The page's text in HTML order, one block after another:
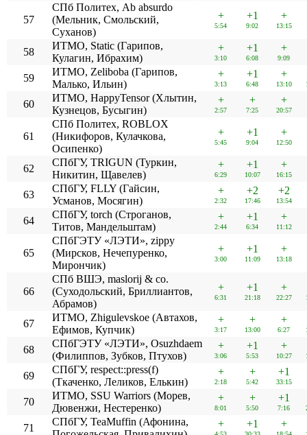
57
СПб Политех, Ab absurdo
(Мельник, Смольский,
Суханов)
+
5:54
+1
9:02
+
13:15
58
ИТМО, Static (Гарипов,
Кулагин, Ибрахим)
+
3:10
+1
6:08
+
9:09
59
ИТМО, Zeliboba (Гарипов,
Малько, Ильин)
+
3:13
+1
6:48
+
13:10
60
ИТМО, HappyTensor (Хлытин,
Кузнецов, Бусыгин)
+
2:57
+
7:25
+
20:57
61
СПб Политех, ROBLOX
(Никифоров, Кулачкова,
Осипенко)
+
5:45
+1
9:04
+
12:50
62
СПбГУ, TRIGUN (Туркин,
Никитин, Щавелев)
+
6:29
+1
10:07
+
16:15
63
СПбГУ, FLLY (Гайсин,
Усманов, Мосягин)
+
2:32
+2
17:46
+2
13:54
64
СПбГУ, torch (Строганов,
Титов, Мандельштам)
+
2:44
+1
6:34
+
11:12
65
СПбГЭТУ «ЛЭТИ», zippy
(Мирсков, Нечепуренко,
Мирончик)
+
3:00
+1
11:09
+
13:18
66
СПб ВШЭ, maslorij & co.
(Суходольский, Бриллиантов,
Абрамов)
+
6:31
+1
21:18
+
22:27
67
ИТМО, Zhigulevskoe (Автахов,
Ефимов, Купчик)
+
3:17
+
13:00
+
6:27
68
СПбГЭТУ «ЛЭТИ», Osuzhdaem
(Филиппов, Зубков, Птухов)
+
3:06
+1
5:53
+
10:27
69
СПбГУ, respect::press(f)
(Ткаченко, Леликов, Елькин)
+
2:18
+
5:42
+1
33:15
70
ИТМО, SSU Warriors (Морев,
Дювенжи, Нестеренко)
+
8:01
+
5:50
+1
7:16
71
СПбГУ, TeaMuffin (Афонина,
+ +1 +